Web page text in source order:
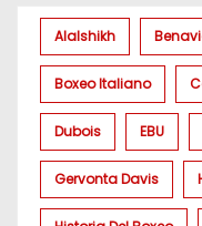
Alalshikh
Boxeo Italiano
Dubois EBU
Gervonta Davis